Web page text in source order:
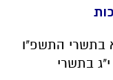
3 באוקטובר 2025 , י"א בתשרי התשפ"ו
ראשון, 5 באוקטובר 2025, י"ג בתשרי